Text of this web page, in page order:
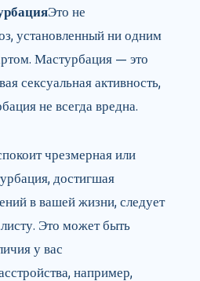
Это не
установленный ни одним
Мастурбация — это
сексуальная активность,
не всегда вредна.
чрезмерная или
достигшая
в вашей жизни, следует
Это может быть
у вас
например,